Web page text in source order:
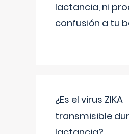
lactancia, ni
confusión a tu
¿Es el virus ZIKA
transmisible